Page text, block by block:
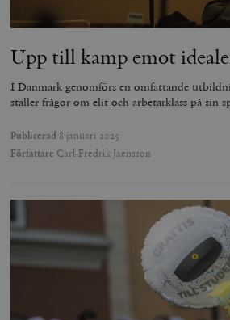
Upp till kamp emot
I Danmark genomförs en omfattande
ställer frågor om elit och arbetarklass på sin
Publicerad 8 januari 2025
Författare Carl-Fredrik Jaensson